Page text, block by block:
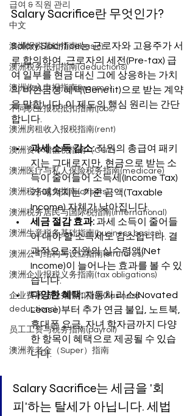
급여 & 직원 관리
中文
澳洲报税基础指南(basic)
澳洲税务抵扣指南(deductions)
澳洲收入申报指南(income)
不同职业报税抵扣指南(jobs)
澳洲房租收入报税指南(rent)
澳洲资本增值税指南（CGT）
澳洲医疗与私人保险税务指南(medicare)
澳洲税务减免指南(offsets)
澳洲税务居民与国际税指南(international)
澳洲生意税务基础指南(business basics)
澳洲公司结构与设立指南(strutures)
澳洲企业报税义务指南(tax obligations)
企业费用与税务抵扣指南(business
deductions)
员工工资与税务指南(payroll)
澳洲养老金（Super）指南
Salary Sacrifice란 무엇인가?
Salary Sacrifice는 근로자와 고용주가 서
로 합의하여, 근로자의 세전(Pre-tax) 급
여 일부를 현금 대신 그에 상응하는 가치
의 비현금성 혜택(Benefit)으로 받는 계약
을 말합니다. 이 제도의 핵심 원리는 간단
합니다.
과세 소득 감소: 직원의 총급여 패키
지는 그대로지만, 현금으로 받는 소
득이 줄어들어 소득세(Income Tax)
가 매겨지는 기준 금액(Taxable
Income) 자체가 낮아집니다.
세금 절감 효과: 과세 소득이 줄어들
어 내야 할 소득세도 감소합니다. 결
과적으로 직원의 실수령액(Net
Income)이 늘어나는 효과를 볼 수 있
습니다.
다양한 혜택: 자동차 리스(Novated
Lease)부터 추가 연금 불입, 노트북,
휴대폰 요금, 자녀 학자금까지 다양
한 항목이 혜택으로 제공될 수 있습
니다.
Salary Sacrifice는 세금을 '회
피'하는 탈세가 아닙니다. 세법